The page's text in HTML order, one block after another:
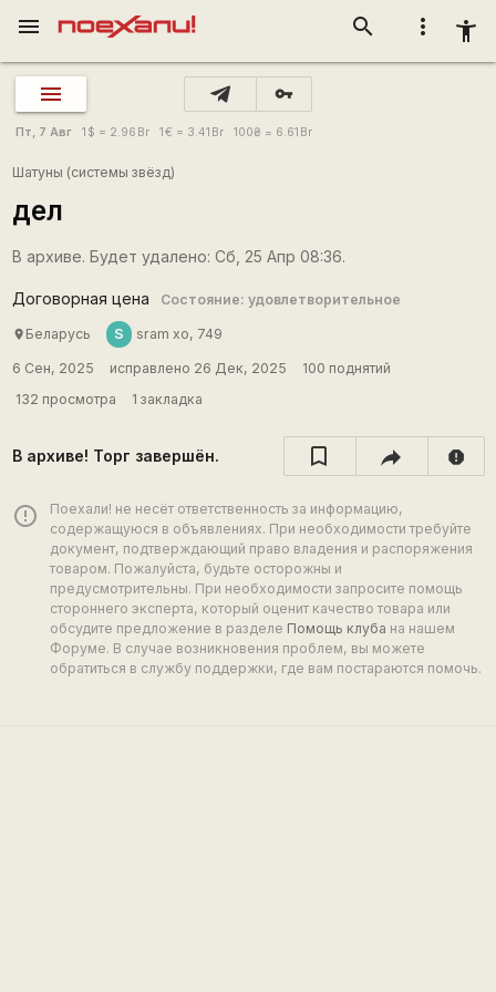
more_vert accessibility_new
search
menu
vpn_key
Пт, 7 Авг 1 $ = 2.96 Br 1€ = 3.41 Br 100₴ = 6.61 Br
Шатуны (системы звёзд)
дел
В архиве. Будет удалено: Сб, 25 Апр 08:36.
Договорная цена Состояние: удовлетворительное
place Беларусь S sram xo, 749
6 Сен, 2025 исправлено 26 Дек, 2025
100 поднятий
132 просмотра
1 закладка
В архиве! Торг завершён. report
error_outline
Поехали! не несёт ответственность за информацию,
содержащуюся в объявлениях. При необходимости требуйте
документ, подтверждающий право владения и распоряжения
товаром. Пожалуйста, будьте осторожны и
предусмотрительны. При необходимости запросите помощь
стороннего эксперта, который оценит качество товара или
обсудите предложение в разделе Помощь клуба на нашем
Форуме. В случае возникновения проблем, вы можете
обратиться в службу поддержки, где вам постараются помочь.